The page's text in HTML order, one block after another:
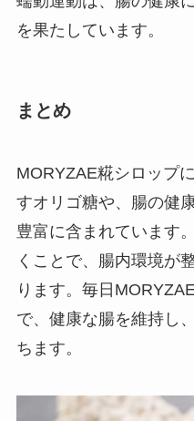
を果たしています。
まとめ
MORYZAE糀シロップ
すオリゴ糖や、腸の健
豊富に含まれています
くことで、腸内環境が
ります。毎日
で、健康な腸を維持し
ちます。